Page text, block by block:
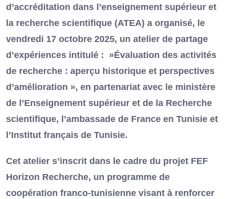
d’accréditation dans l’enseignement supérieur et
la recherche scientifique (ATEA) a organisé, le
vendredi 17 octobre 2025, un atelier de partage
d’expériences intitulé : »Évaluation des activités
de recherche : aperçu historique et perspectives
d’amélioration », en partenariat avec le ministère
de l’Enseignement supérieur et de la Recherche
scientifique, l’ambassade de France en Tunisie et
l’Institut français de Tunisie.
Cet atelier s’inscrit dans le cadre du projet FEF
Horizon Recherche, un programme de
coopération franco-tunisienne visant à renforcer